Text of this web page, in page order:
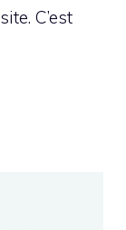
C’est